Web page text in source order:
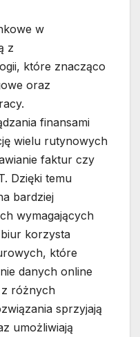
w
z
które znacząco
oraz
finansami
wielu rutynowych
faktur czy
Dzięki temu
bardziej
wymagających
korzysta
które
danych online
z różnych
sprzyjają
umożliwiają